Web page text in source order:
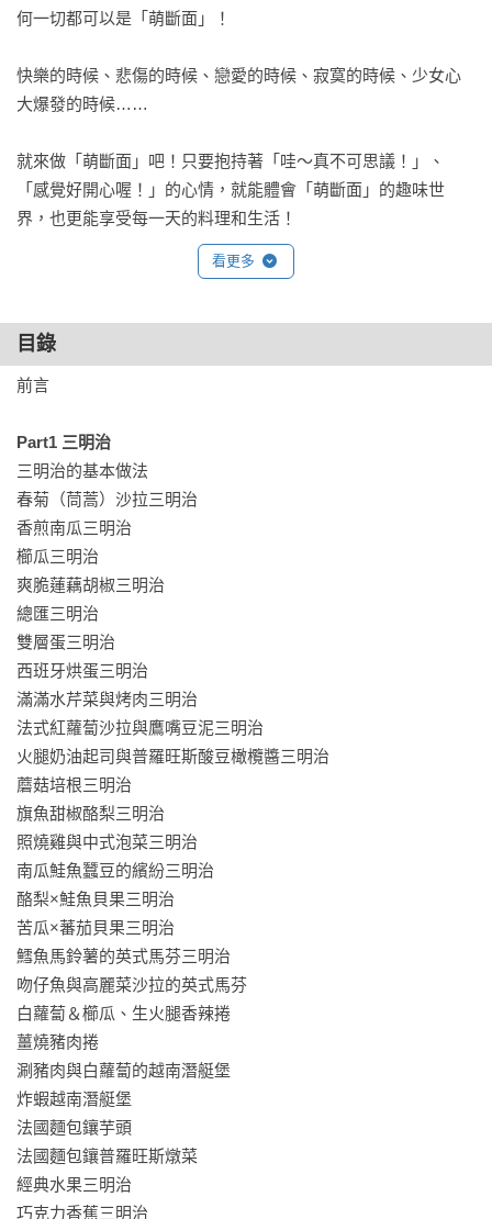
何一切都可以是「萌斷面」！
快樂的時候、悲傷的時候、戀愛的時候、寂寞的時候、少女心
大爆發的時候……
就來做「萌斷面」吧！只要抱持著「哇～真不可思議！」、
「感覺好開心喔！」的心情，就能體會「萌斷面」的趣味世
界，也更能享受每一天的料理和生活！
看更多
目錄
前言
Part1 三明治
三明治的基本做法
春菊（茼蒿）沙拉三明治
香煎南瓜三明治
櫛瓜三明治
爽脆蓮藕胡椒三明治
總匯三明治
雙層蛋三明治
西班牙烘蛋三明治
滿滿水芹菜與烤肉三明治
法式紅蘿蔔沙拉與鷹嘴豆泥三明治
火腿奶油起司與普羅旺斯酸豆橄欖醬三明治
蘑菇培根三明治
旗魚甜椒酪梨三明治
照燒雞與中式泡菜三明治
南瓜鮭魚蠶豆的繽紛三明治
酪梨×鮭魚貝果三明治
苦瓜×蕃茄貝果三明治
鱈魚馬鈴薯的英式馬芬三明治
吻仔魚與高麗菜沙拉的英式馬芬
白蘿蔔＆櫛瓜、生火腿香辣捲
薑燒豬肉捲
涮豬肉與白蘿蔔的越南潛艇堡
炸蝦越南潛艇堡
法國麵包鑲芋頭
法國麵包鑲普羅旺斯燉菜
經典水果三明治
巧克力香蕉三明治